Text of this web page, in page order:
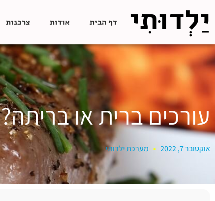
יַלְדוּתִי דף הבית אודות צרכנות
עורכים ברית או
אוקטובר 7, 2022 מערכת ילדותי